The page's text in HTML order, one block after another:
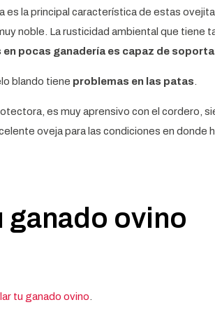
la principal característica de estas
noble. La rusticidad ambiental que tiene
pocas ganadería es capaz de
blando tiene problemas en las patas
es muy aprensivo con el cordero,
oveja para las condiciones en donde
ganado ovino
tu ganado ovino